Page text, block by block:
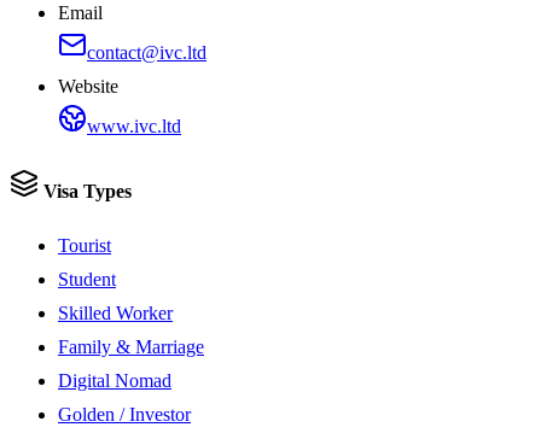
Email
contact@ivc.ltd
Website
www.ivc.ltd
Visa Types
Tourist
Student
Skilled Worker
Family & Marriage
Digital Nomad
Golden / Investor